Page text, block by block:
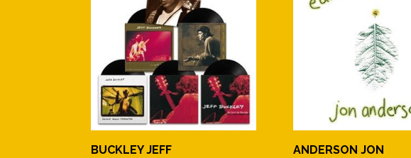
BUCKLEY JEFF ANDERSON JON